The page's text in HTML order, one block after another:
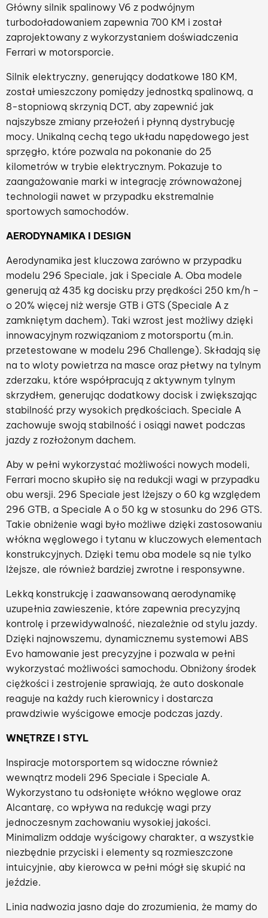
Główny silnik spalinowy V6 z podwójnym
turbodoładowaniem zapewnia 700 KM i został
zaprojektowany z wykorzystaniem doświadczenia
Ferrari w motorsporcie.
Silnik elektryczny, generujący dodatkowe 180 KM,
został umieszczony pomiędzy jednostką spalinową, a
8-stopniową skrzynią DCT, aby zapewnić jak
najszybsze zmiany przełożeń i płynną dystrybucję
mocy. Unikalną cechą tego układu napędowego jest
sprzęgło, które pozwala na pokonanie do 25
kilometrów w trybie elektrycznym. Pokazuje to
zaangażowanie marki w integrację zrównoważonej
technologii nawet w przypadku ekstremalnie
sportowych samochodów.
AERODYNAMIKA I DESIGN
Aerodynamika jest kluczowa zarówno w przypadku
modelu 296 Speciale, jak i Speciale A. Oba modele
generują aż 435 kg docisku przy prędkości 250 km/h –
o 20% więcej niż wersje GTB i GTS (Speciale A z
zamkniętym dachem). Taki wzrost jest możliwy dzięki
innowacyjnym rozwiązaniom z motorsportu (m.in.
przetestowane w modelu 296 Challenge). Składają się
na to wloty powietrza na masce oraz płetwy na tylnym
zderzaku, które współpracują z aktywnym tylnym
skrzydłem, generując dodatkowy docisk i zwiększając
stabilność przy wysokich prędkościach. Speciale A
zachowuje swoją stabilność i osiągi nawet podczas
jazdy z rozłożonym dachem.
Aby w pełni wykorzystać możliwości nowych modeli,
Ferrari mocno skupiło się na redukcji wagi w przypadku
obu wersji. 296 Speciale jest lżejszy o 60 kg względem
296 GTB, a Speciale A o 50 kg w stosunku do 296 GTS.
Takie obniżenie wagi było możliwe dzięki zastosowaniu
włókna węglowego i tytanu w kluczowych elementach
konstrukcyjnych. Dzięki temu oba modele są nie tylko
lżejsze, ale również bardziej zwrotne i responsywne.
Lekką konstrukcję i zaawansowaną aerodynamikę
uzupełnia zawieszenie, które zapewnia precyzyjną
kontrolę i przewidywalność, niezależnie od stylu jazdy.
Dzięki najnowszemu, dynamicznemu systemowi ABS
Evo hamowanie jest precyzyjne i pozwala w pełni
wykorzystać możliwości samochodu. Obniżony środek
ciężkości i zestrojenie sprawiają, że auto doskonale
reaguje na każdy ruch kierownicy i dostarcza
prawdziwie wyścigowe emocje podczas jazdy.
WNĘTRZE I STYL
Inspiracje motorsportem są widoczne również
wewnątrz modeli 296 Speciale i Speciale A.
Wykorzystano tu odsłonięte włókno węglowe oraz
Alcantarę, co wpływa na redukcję wagi przy
jednoczesnym zachowaniu wysokiej jakości.
Minimalizm oddaje wyścigowy charakter, a wszystkie
niezbędnie przyciski i elementy są rozmieszczone
intuicyjnie, aby kierowca w pełni mógł się skupić na
jeździe.
Linia nadwozia jasno daje do zrozumienia, że mamy do